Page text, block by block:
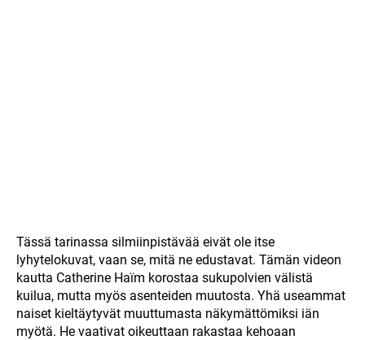
Tässä tarinassa silmiinpistävää eivät ole itse
lyhytelokuvat, vaan se, mitä ne edustavat. Tämän videon
kautta Catherine Haïm korostaa sukupolvien välistä
kuilua, mutta myös asenteiden muutosta. Yhä useammat
naiset kieltäytyvät muuttumasta näkymättömiksi iän
myötä. He vaativat oikeuttaan rakastaa kehoaan